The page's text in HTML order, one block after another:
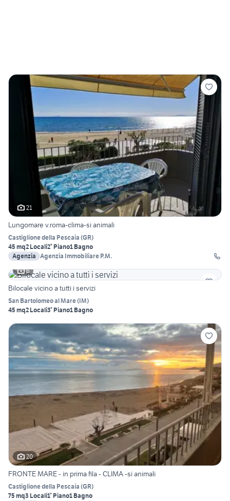
21
Lungomare v.roma-clima-si animali
Castiglione della Pescaia (GR)
45 mq2 Locali2° Piano1 Bagno
Agenzia Agenzia Immobiliare P.M.
6
Bilocale vicino a tutti i servizi
San Bartolomeo al Mare(IM)
45 mq2 Locali3° Piano1 Bagno
20
FRONTE MARE - in prima fila - CLIMA -si animali
Castiglione della Pescaia (GR)
75 mq3 Locali1° Piano1 Bagno